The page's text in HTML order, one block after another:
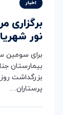
اخبار
برگزاری
نور
برای سومین
بیمارستان
بزرگداشت
پرستاران…